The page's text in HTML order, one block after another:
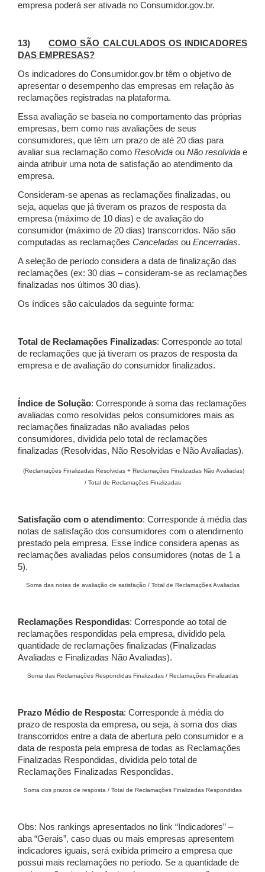
empresa poderá ser ativada no Consumidor.gov.br.
13)COMO SÃO CALCULADOS OS INDICADORES
DAS EMPRESAS?
Os indicadores do Consumidor.gov.br têm o objetivo de
apresentar o desempenho das empresas em relação às
reclamações registradas na plataforma.
Essa avaliação se baseia no comportamento das próprias
empresas, bem como nas avaliações de seus
consumidores, que têm um prazo de até 20 dias para
avaliar sua reclamação como Resolvida ou Não resolvida e
ainda atribuir uma nota de satisfação ao atendimento da
empresa.
Consideram-se apenas as reclamações finalizadas, ou
seja, aquelas que já tiveram os prazos de resposta da
empresa (máximo de 10 dias) e de avaliação do
consumidor (máximo de 20 dias) transcorridos. Não são
computadas as reclamações Canceladas ou Encerradas.
A seleção de período considera a data de finalização das
reclamações (ex: 30 dias – consideram-se as reclamações
finalizadas nos últimos 30 dias).
Os índices são calculados da seguinte forma:
Total de Reclamações Finalizadas: Corresponde ao total
de reclamações que já tiveram os prazos de resposta da
empresa e de avaliação do consumidor finalizados.
Índice de Solução: Corresponde à soma das reclamações
avaliadas como resolvidas pelos consumidores mais as
reclamações finalizadas não avaliadas pelos
consumidores, dividida pelo total de reclamações
finalizadas (Resolvidas, Não Resolvidas e Não Avaliadas).
(Reclamações Finalizadas Resolvidas + Reclamações Finalizadas Não Avaliadas)
/ Total de Reclamações Finalizadas
Satisfação com o atendimento: Corresponde à média das
notas de satisfação dos consumidores com o atendimento
prestado pela empresa. Esse índice considera apenas as
reclamações avaliadas pelos consumidores (notas de 1 a
5).
Soma das notas de avaliação de satisfação / Total de Reclamações Avaliadas
Reclamações Respondidas: Corresponde ao total de
reclamações respondidas pela empresa, dividido pela
quantidade de reclamações finalizadas (Finalizadas
Avaliadas e Finalizadas Não Avaliadas).
Soma das Reclamações Respondidas Finalizadas / Reclamações Finalizadas
Prazo Médio de Resposta: Corresponde à média do
prazo de resposta da empresa, ou seja, à soma dos dias
transcorridos entre a data de abertura pelo consumidor e a
data de resposta pela empresa de todas as Reclamações
Finalizadas Respondidas, dividida pelo total de
Reclamações Finalizadas Respondidas.
Soma dos prazos de resposta / Total de Reclamações Finalizadas Respondidas
Obs: Nos rankings apresentados no link “Indicadores” –
aba “Gerais”, caso duas ou mais empresas apresentem
indicadores iguais, será exibida primeiro a empresa que
possui mais reclamações no período. Se a quantidade de